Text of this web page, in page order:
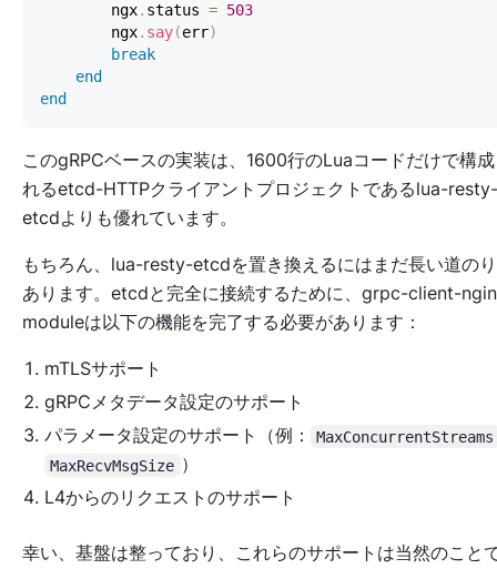
        ngx
. status = 503
        ngx
. say(err)
break
end
end
このgRPCベースの実装は、1600行のLuaコードだけで構
れるetcd-HTTPクライアントプロジェクトであるlua-resty-
etcdよりも優れています。
もちろん、lua-resty-etcdを置き換えるにはまだ長い道の
あります。etcdと完全に接続するために、grpc-client-
moduleは以下の機能を完了する必要があります：
mTLSサポート
gRPCメタデータ設定のサポート
パラメータ設定のサポート（例：
MaxConcurrentStreams
MaxRecvMsgSize ）
L4からのリクエストのサポート
幸い、基盤は整っており、これらのサポートは当然のこと